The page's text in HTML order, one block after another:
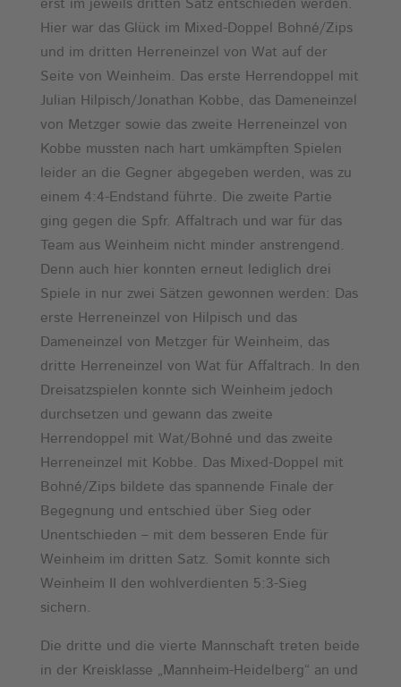
erst im jeweils dritten Satz entschieden werden.
Hier war das Glück im Mixed-Doppel Bohné/Zips
und im dritten Herreneinzel von Wat auf der
Seite von Weinheim. Das erste Herrendoppel mit
Julian Hilpisch/Jonathan Kobbe, das Dameneinzel
von Metzger sowie das zweite Herreneinzel von
Kobbe mussten nach hart umkämpften Spielen
leider an die Gegner abgegeben werden, was zu
einem 4:4-Endstand führte. Die zweite Partie
ging gegen die Spfr. Affaltrach und war für das
Team aus Weinheim nicht minder anstrengend.
Denn auch hier konnten erneut lediglich drei
Spiele in nur zwei Sätzen gewonnen werden: Das
erste Herreneinzel von Hilpisch und das
Dameneinzel von Metzger für Weinheim, das
dritte Herreneinzel von Wat für Affaltrach. In den
Dreisatzspielen konnte sich Weinheim jedoch
durchsetzen und gewann das zweite
Herrendoppel mit Wat/Bohné und das zweite
Herreneinzel mit Kobbe. Das Mixed-Doppel mit
Bohné/Zips bildete das spannende Finale der
Begegnung und entschied über Sieg oder
Unentschieden – mit dem besseren Ende für
Weinheim im dritten Satz. Somit konnte sich
Weinheim II den wohlverdienten 5:3-Sieg
sichern.
Die dritte und die vierte Mannschaft treten beide
in der Kreisklasse „Mannheim-Heidelberg“ an und